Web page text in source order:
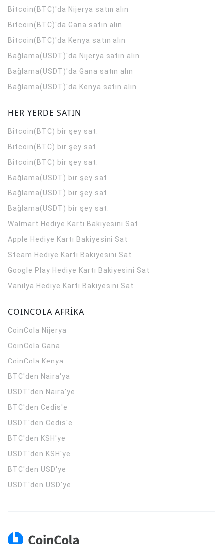
Bitcoin(BTC)'da Nijerya satın alın
Bitcoin(BTC)'da Gana satın alın
Bitcoin(BTC)'da Kenya satın alın
Bağlama(USDT)'da Nijerya satın alın
Bağlama(USDT)'da Gana satın alın
Bağlama(USDT)'da Kenya satın alın
HER YERDE SATIN
Bitcoin(BTC) bir şey sat.
Bitcoin(BTC) bir şey sat.
Bitcoin(BTC) bir şey sat.
Bağlama(USDT) bir şey sat.
Bağlama(USDT) bir şey sat.
Bağlama(USDT) bir şey sat.
Walmart Hediye Kartı Bakiyesini Sat
Apple Hediye Kartı Bakiyesini Sat
Steam Hediye Kartı Bakiyesini Sat
Google Play Hediye Kartı Bakiyesini Sat
Vanilya Hediye Kartı Bakiyesini Sat
COINCOLA AFRİKA
CoinCola Nijerya
CoinCola Gana
CoinCola Kenya
BTC'den Naira'ya
USDT'den Naira'ye
BTC'den Cedis'e
USDT'den Cedis'e
BTC'den KSH'ye
USDT'den KSH'ye
BTC'den USD'ye
USDT'den USD'ye